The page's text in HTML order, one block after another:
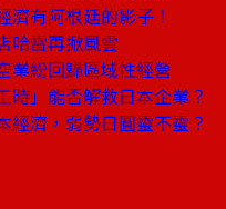
濟有阿根廷的影子！
哈雷再掀風雲
業紛回歸區域性經營
時」能否解救日本企業？
經濟，弱勢日圓靈不靈？